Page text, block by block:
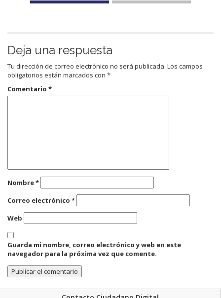
Deja una respuesta
Tu dirección de correo electrónico no será publicada. Los campos
obligatorios están marcados con *
Comentario *
Nombre*
Correo electrónico *
Web
Guarda mi nombre, correo electrónico y web en este
navegador para la próxima vez que comente.